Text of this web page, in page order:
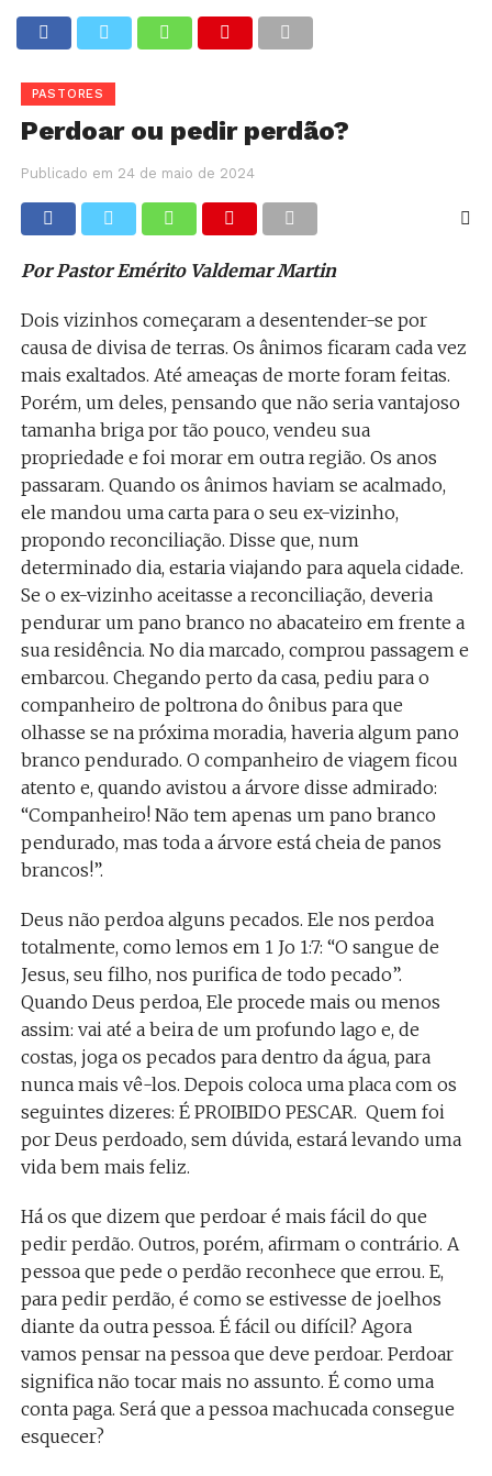
PASTORES
Perdoar ou pedir perdão?
Publicado em 24 de maio de 2024
Por Pastor Emérito Valdemar Martin
Dois vizinhos começaram a desentender-se por
causa de divisa de terras. Os ânimos ficaram cada vez
mais exaltados. Até ameaças de morte foram feitas.
Porém, um deles, pensando que não seria vantajoso
tamanha briga por tão pouco, vendeu sua
propriedade e foi morar em outra região. Os anos
passaram. Quando os ânimos haviam se acalmado,
ele mandou uma carta para o seu ex-vizinho,
propondo reconciliação. Disse que, num
determinado dia, estaria viajando para aquela cidade.
Se o ex-vizinho aceitasse a reconciliação, deveria
pendurar um pano branco no abacateiro em frente a
sua residência. No dia marcado, comprou passagem e
embarcou. Chegando perto da casa, pediu para o
companheiro de poltrona do ônibus para que
olhasse se na próxima moradia, haveria algum pano
branco pendurado. O companheiro de viagem ficou
atento e, quando avistou a árvore disse admirado:
“Companheiro! Não tem apenas um pano branco
pendurado, mas toda a árvore está cheia de panos
brancos!”.
Deus não perdoa alguns pecados. Ele nos perdoa
totalmente, como lemos em 1 Jo 1:7: “O sangue de
Jesus, seu filho, nos purifica de todo pecado”.
Quando Deus perdoa, Ele procede mais ou menos
assim: vai até a beira de um profundo lago e, de
costas, joga os pecados para dentro da água, para
nunca mais vê-los. Depois coloca uma placa com os
seguintes dizeres: É PROIBIDO PESCAR. Quem foi
por Deus perdoado, sem dúvida, estará levando uma
vida bem mais feliz.
Há os que dizem que perdoar é mais fácil do que
pedir perdão. Outros, porém, afirmam o contrário. A
pessoa que pede o perdão reconhece que errou. E,
para pedir perdão, é como se estivesse de joelhos
diante da outra pessoa. É fácil ou difícil? Agora
vamos pensar na pessoa que deve perdoar. Perdoar
significa não tocar mais no assunto. É como uma
conta paga. Será que a pessoa machucada consegue
esquecer?